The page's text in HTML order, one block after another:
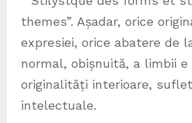
themes”. Așadar, orice
expresiei, orice abatere de
normal, obișnuită, a limbii e
originalități interioare,
intelectuale.